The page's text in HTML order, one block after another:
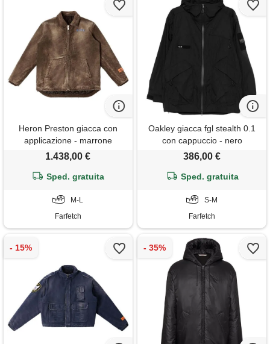
Heron Preston giacca con
applicazione - marrone
1.438,00 €
Sped. gratuita
M-L
Farfetch
Oakley giacca fgl stealth 0.1
con cappuccio - nero
386,00 €
Sped. gratuita
S-M
Farfetch